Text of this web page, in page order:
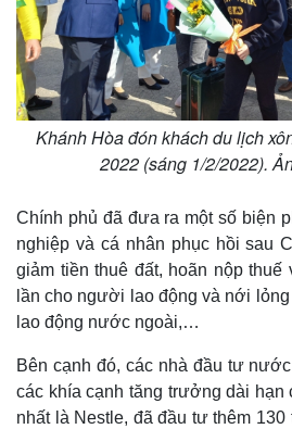
Thế giới
Quan sát
Cuộc sống đó đây
Hồ sơ
E-
Khánh Hòa đón khách du lịch
2022 (sáng 1/2/2022).
Chính phủ đã đưa ra một số biện
nghiệp và cá nhân phục hồi sau
giảm tiền thuê đất, hoãn nộp thuế
lần cho người lao động và nới
lao động nước ngoài,…
Bên cạnh đó, các nhà đầu tư
các khía cạnh tăng trưởng dài hạn
nhất là Nestle, đã đầu tư thêm